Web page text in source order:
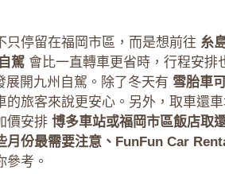
停留在福岡市區，而是想前往 糸
駕 會比一直轉車更省時，行程安排
展開九州自駕。除了冬天有 雪胎車
的旅客來說更安心。另外，取車還
價安排 博多車站或福岡市區飯店取
月份最需要注意、FunFun Car
參考。